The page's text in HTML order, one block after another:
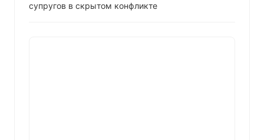
супругов в скрытом конфликте